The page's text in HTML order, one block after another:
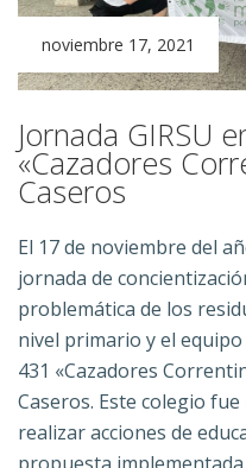
noviembre 17, 2021
Jornada GIRSU
«Cazadores
Caseros
El 17 de noviembre del
jornada de
problemática de los
nivel primario y el
431 «Cazadores
Caseros. Este colegio
realizar acciones de